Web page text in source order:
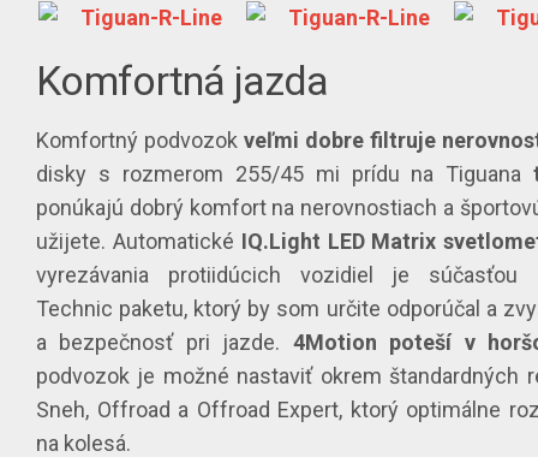
Komfortná jazda
Komfortný podvozok veľmi dobre filtruje
disky s rozmerom 255/45 mi prídu na Tiguana
ponúkajú dobrý komfort na nerovnostiach a
užijete. Automatické IQ.Light LED Matrix
vyrezávania protiidúcich vozidiel je súčasťou
Technic paketu, ktorý by som určite odporúčal a
a bezpečnosť pri jazde. 4Motion poteší v
podvozok je možné nastaviť okrem štandardných
Sneh, Offroad a Offroad Expert, ktorý optimálne
na kolesá.